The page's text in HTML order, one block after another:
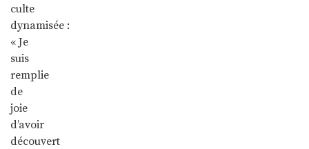
culte
dynamisée :
« Je
suis
remplie
de
joie
d’avoir
découvert